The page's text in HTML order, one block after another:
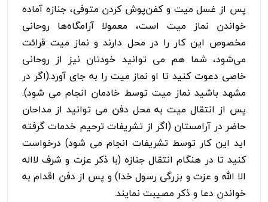
پس از غسل میت و کفن‌پوش کردن متوفی، جنازه آماده
خواندن نماز میت است، معمولا آرامگاه‌ها روحانی
مخصوص این کار را در محل دارند و نماز میت قرائت
می‌شود، شما هم می توانید خودتان نیز از روحانی
خاصی دعوت کنید تا او نماز میت را به جای آورد.(اگر در
مشهد باشید نماز میت توسط خادمان انجام می شود).
پس از انتقال میت به محل دفن می توانید از مداحان
حاضر در آرامستان (اگر از تشریفات ترحیم خدمات گرفته
اید این کار توسط تشریفات انجام می شود) درخواست
کنید تا در هنگام انتقال جنازه (با ذکر عزت و شرف لااله
الا الله و عزت و بزرگی رسول خدا) و پس از دفن اقدام به
خواندن دعا و ذکر مصیبت نمایند.